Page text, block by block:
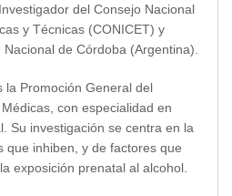
del Consejo Nacional
y Técnicas (CONICET) y
de Córdoba (Argentina).
la Promoción General del
con especialidad en
Su investigación se centra en la
que inhiben, y de factores que
exposición prenatal al alcohol.